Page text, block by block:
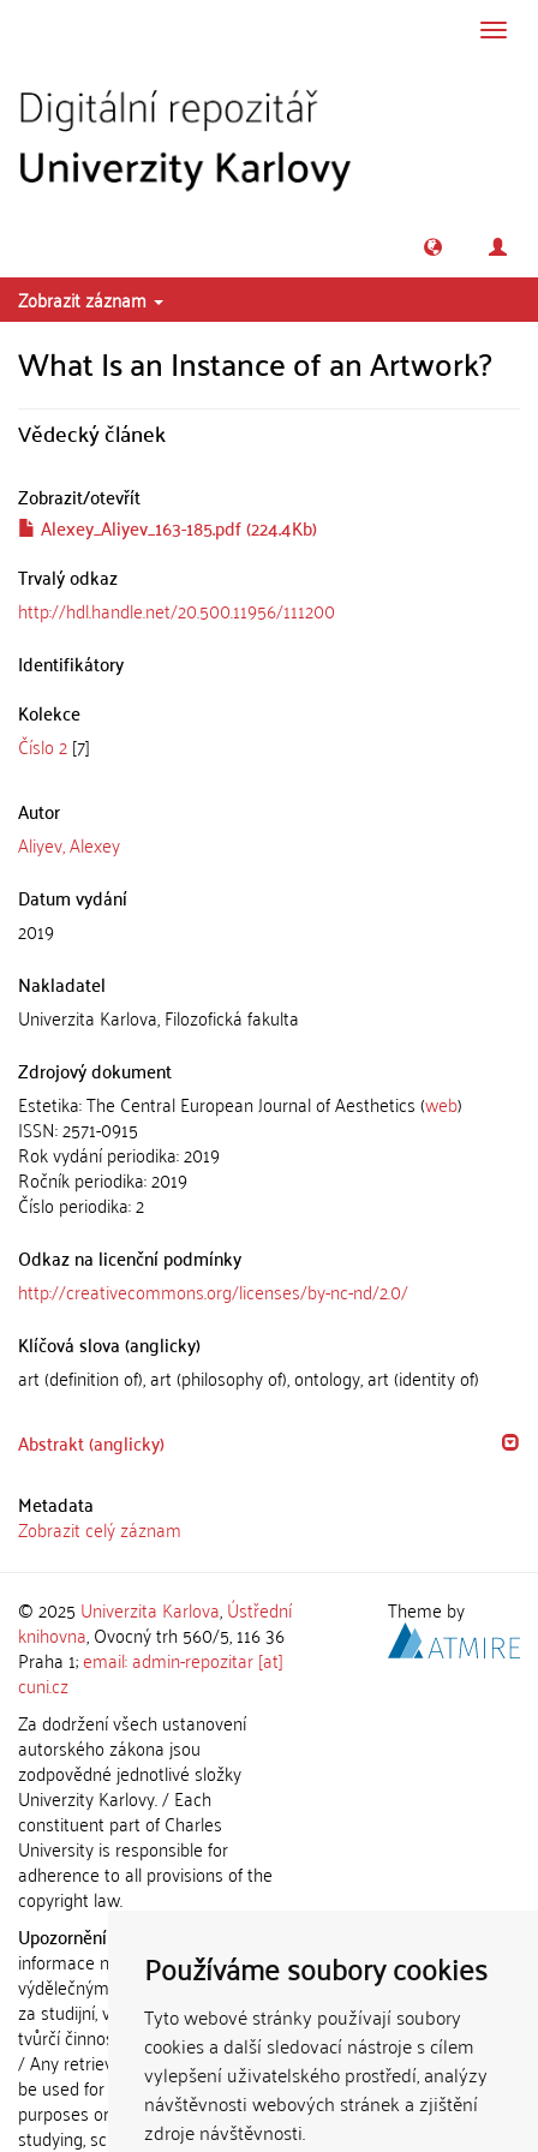
Používáme soubory cookies
Tyto webové stránky používají soubory
cookies a další sledovací nástroje s cílem
vylepšení uživatelského prostředí, analýzy
návštěvnosti webových stránek a zjištění
zdroje návštěvnosti.
Zobrazit záznam
What Is an Instance of an Artwork?
Vědecký článek
Zobrazit/otevřít
Alexey_Aliyev_163-185.pdf (224.4Kb)
Trvalý odkaz
http://hdl.handle.net/20.500.11956/111200
Identifikátory
Kolekce
Číslo 2[7]
Autor
Aliyev, Alexey
Datum vydání
2019
Nakladatel
Univerzita Karlova, Filozofická fakulta
Zdrojový dokument
Estetika: The Central European Journal of Aesthetics (web)
ISSN: 2571-0915
Rok vydání periodika: 2019
Ročník periodika: 2019
Číslo periodika: 2
Odkaz na licenční podmínky
http://creativecommons.org/licenses/by-nc-nd/2.0/
Klíčová slova (anglicky)
art (definition of), art (philosophy of), ontology, art (identity of)
Abstrakt (anglicky)
Metadata
Zobrazit celý záznam
© 2025 Univerzita Karlova,Ústřední
knihovna, Ovocný trh 560/5, 116 36
Praha 1;email: admin-repozitar [at]
cuni.cz
Za dodržení všech ustanovení
autorského zákona jsou
zodpovědné jednotlivé složky
Univerzity Karlovy. / Each
constituent part of Charles
University is responsible for
adherence to all provisions of the
copyright law.
Upozornění / Notice:
informace nemohou být použity k
výdělečným účelům nebo vydávány
za studijní, vědeckou nebo jinou
tvůrčí činnost jiné osoby než autora.
/ Any retrieved information shall not
be used for any commercial
purposes or claimed as results of
studying, scientific or any other
Theme by